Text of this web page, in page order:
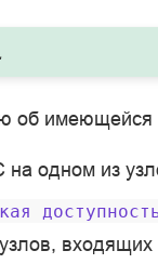
об имеющейся
на одном из
входящих